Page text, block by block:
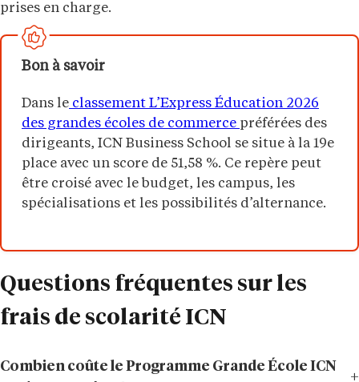
prises en charge.
Bon à savoir
Dans le classement L’Express Éducation 2026
des grandes écoles de commerce préférées des
dirigeants, ICN Business School se situe à la 19e
place avec un score de 51,58 %. Ce repère peut
être croisé avec le budget, les campus, les
spécialisations et les possibilités d’alternance.
Questions fréquentes sur les
frais de scolarité ICN
Combien coûte le Programme Grande École ICN